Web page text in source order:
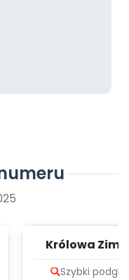
Królowa Zima -
Szybki